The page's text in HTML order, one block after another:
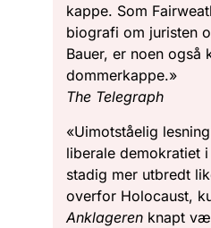
kappe. Som
biografi om juristen
Bauer, er noen også
dommerkappe.»
The Telegraph
«Uimotståelig
liberale demokratiet
stadig mer utbredt
overfor Holocaust,
Anklageren knapt